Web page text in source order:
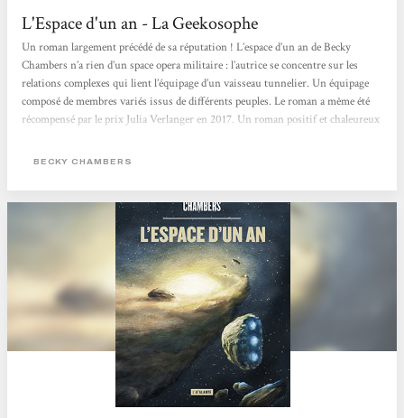
L'Espace d'un an - La Geekosophe
Un roman largement précédé de sa réputation ! L’espace d’un an de Becky
Chambers n’a rien d’un space opera militaire : l’autrice se concentre sur les
relations complexes qui lient l’équipage d’un vaisseau tunnelier. Un équipage
composé de membres variés issus de différents peuples. Le roman a même été
récompensé par le prix Julia Verlanger en 2017. Un roman positif et chaleureux
grands événements : aucune galaxie n’est à...
BECKY CHAMBERS